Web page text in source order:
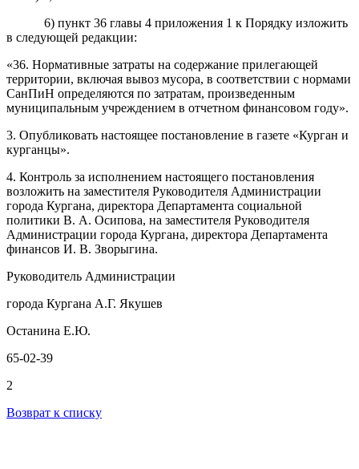
6) пункт 36 главы 4 приложения 1 к Порядку изложить
в следующей редакции:
«36. Нормативные затраты на содержание прилегающей
территории, включая вывоз мусора, в соответствии с нормами
СанПиН определяются по затратам, произведенным
муниципальным учреждением в отчетном финансовом году».
3. Опубликовать настоящее постановление в газете «Курган и
курганцы».
4. Контроль за исполнением настоящего постановления
возложить на заместителя Руководителя Администрации
города Кургана, директора Департамента социальной
политики В. А. Осипова, на заместителя Руководителя
Администрации города Кургана, директора Департамента
финансов И. В. Зворыгина.
Руководитель Администрации
города Кургана А.Г. Якушев
Останина Е.Ю.
65-02-39
2
Возврат к списку